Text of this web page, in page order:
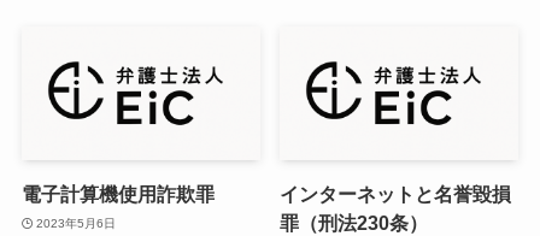
電子計算機使用詐欺罪
2023年5月6日
インターネットと名誉毀損
罪（刑法230条）